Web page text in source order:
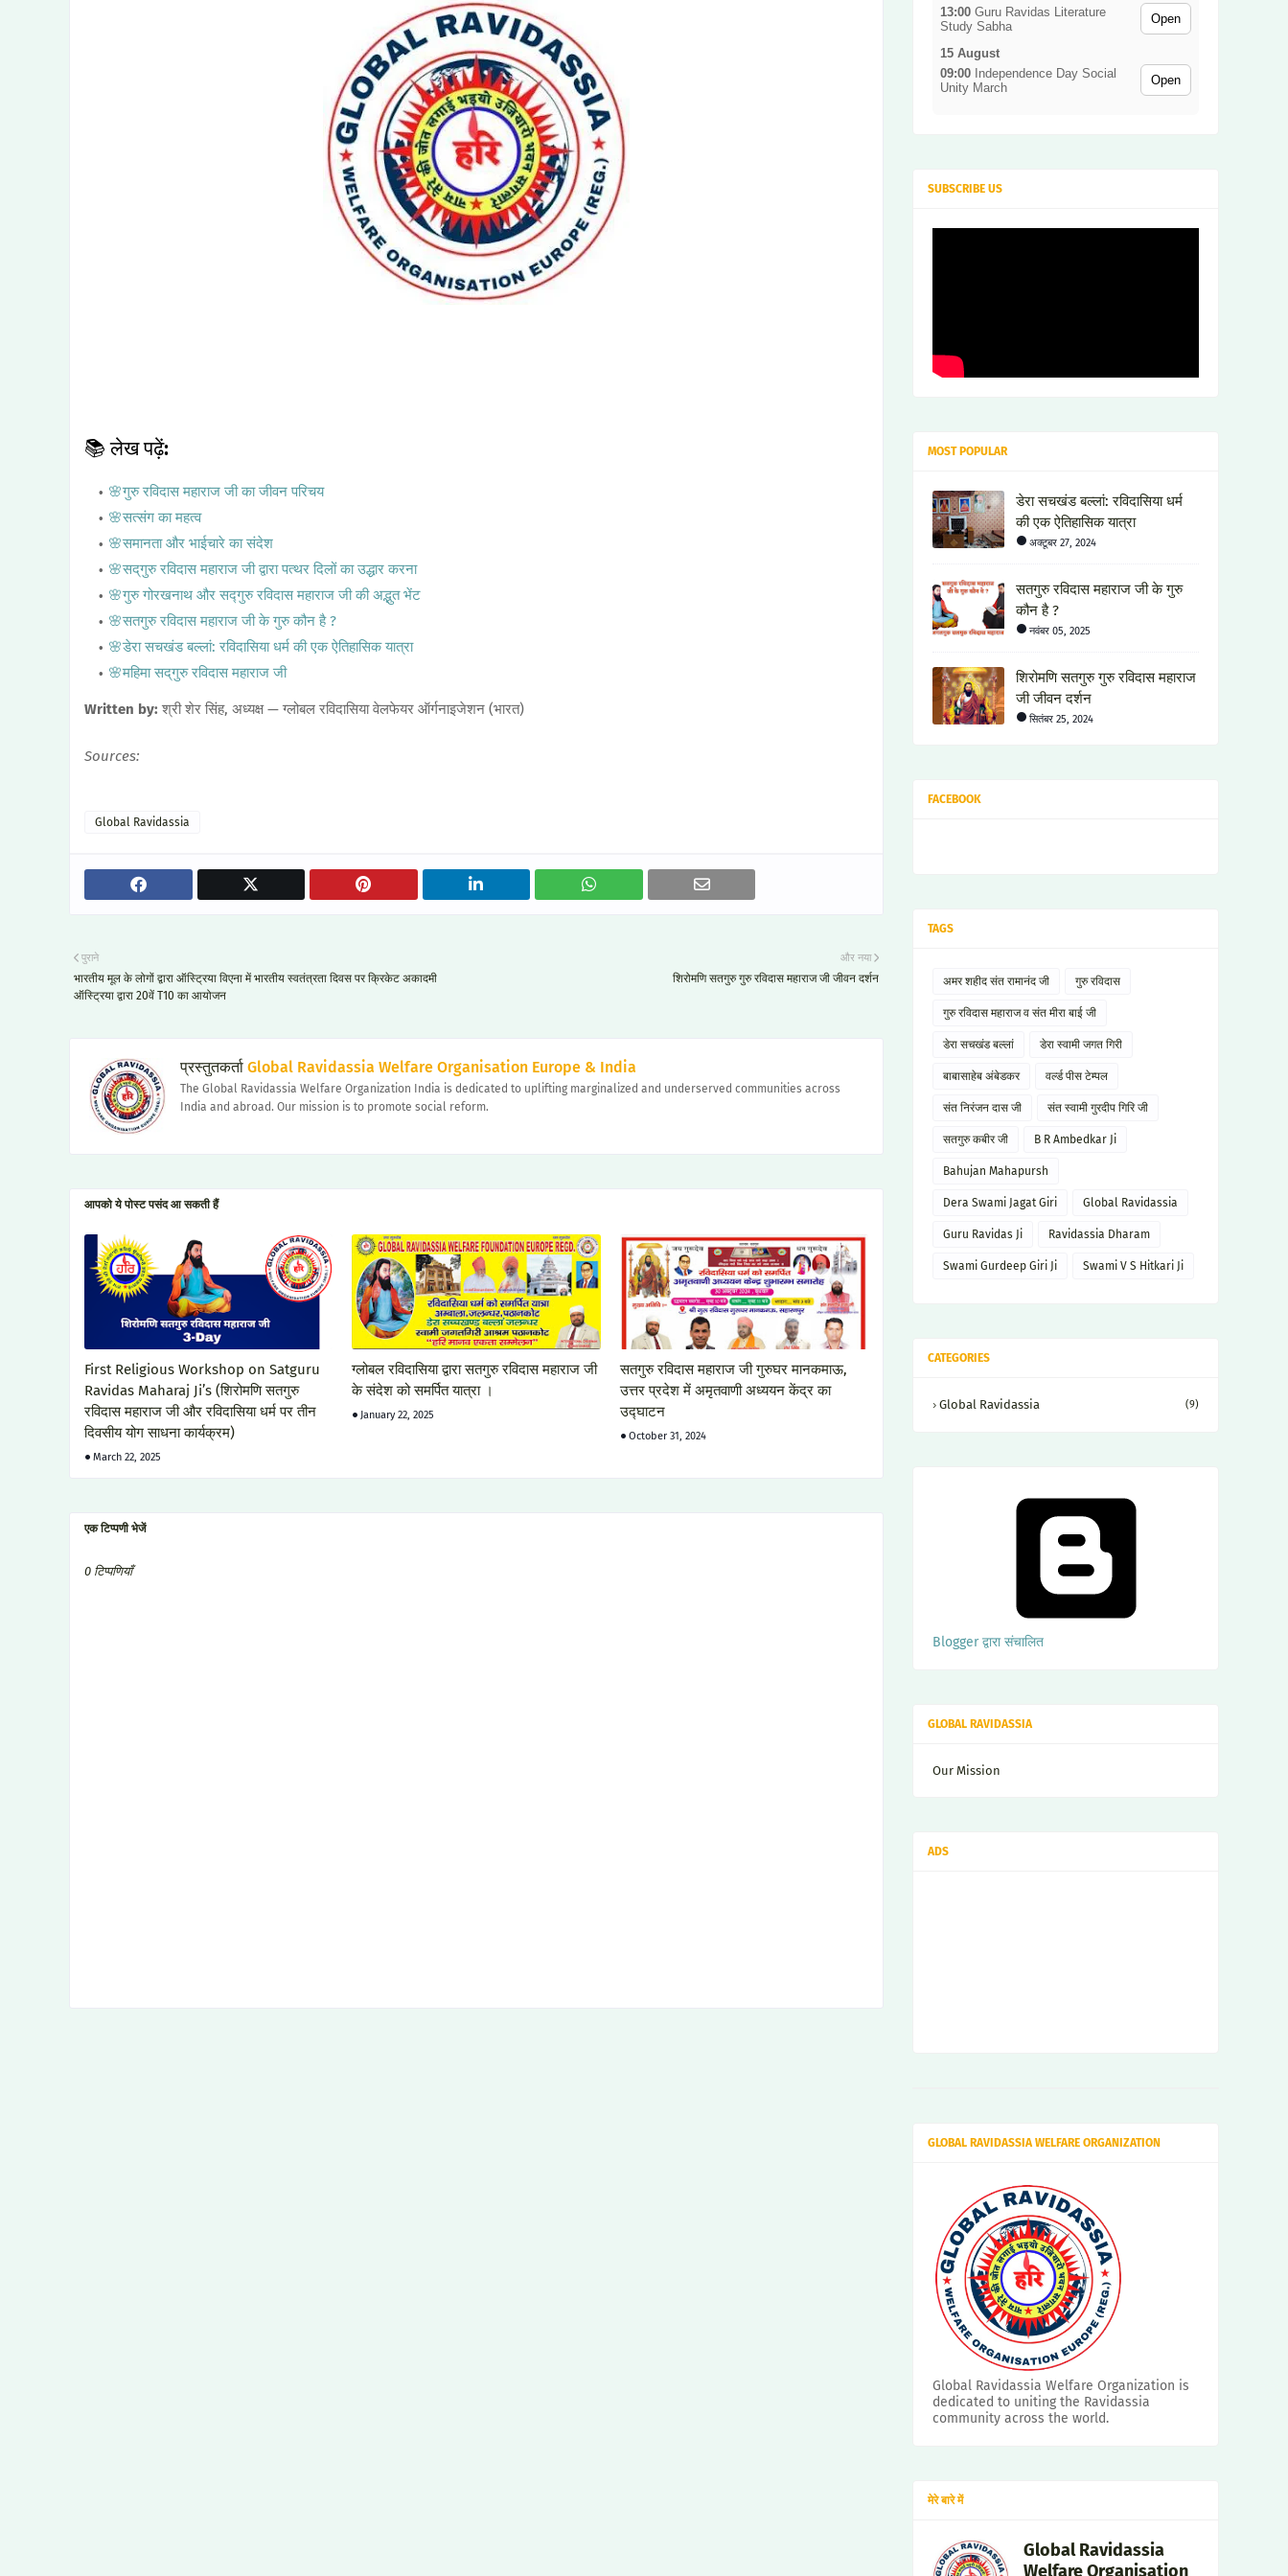
📚 लेख पढ़ें:
🌸गुरु रविदास महाराज जी का जीवन परिचय
🌸सत्संग का महत्व
🌸समानता और भाईचारे का संदेश
🌸सद्‌गुरु रविदास महाराज जी द्वारा पत्थर दिलों का उद्धार करना
🌸गुरु गोरखनाथ और सद्गुरु रविदास महाराज जी की अद्भुत भेंट
🌸सतगुरु रविदास महाराज जी के गुरु कौन है ?
🌸डेरा सचखंड बल्लां: रविदासिया धर्म की एक ऐतिहासिक यात्रा
🌸महिमा सद्‌गुरु रविदास महाराज जी
Written by: श्री शेर सिंह, अध्यक्ष — ग्लोबल रविदासिया वेलफेयर ऑर्गनाइजेशन (भारत)
Sources:
Global Ravidassia
और नया
शिरोमणि सतगुरु गुरु रविदास महाराज जी जीवन दर्शन
पुराने
भारतीय मूल के लोगों द्वारा ऑस्ट्रिया विएना में भारतीय स्वतंत्रता दिवस पर क्रिकेट अकादमी
ऑस्ट्रिया द्वारा 20वें T10 का आयोजन
प्रस्तुतकर्ता Global Ravidassia Welfare Organisation Europe & India
The Global Ravidassia Welfare Organization India is dedicated to uplifting marginalized and underserved communities across
India and abroad. Our mission is to promote social reform.
आपको ये पोस्ट पसंद आ सकती हैं
First Religious Workshop on Satguru
Ravidas Maharaj Ji’s (शिरोमणि सतगुरु
रविदास महाराज जी और रविदासिया धर्म पर तीन
दिवसीय योग साधना कार्यक्रम)
March 22, 2025
ग्लोबल रविदासिया द्वारा सतगुरु रविदास महाराज जी
के संदेश को समर्पित यात्रा ।
January 22, 2025
सतगुरु रविदास महाराज जी गुरुघर मानकमाऊ,
उत्तर प्रदेश में अमृतवाणी अध्ययन केंद्र का
उद्घाटन
October 31, 2024
एक टिप्पणी भेजें
0 टिप्पणियाँ
dan
ce
Ses
13:00 Guru Ravidas Literature
Study Sabha
Open
15 August
09:00 Independence Day Social
Unity March
Open
SUBSCRIBE US
MOST POPULAR
डेरा सचखंड बल्लां: रविदासिया धर्म
की एक ऐतिहासिक यात्रा
अक्टूबर 27, 2024
सतगुरु रविदास महाराज जी के गुरु
कौन है ?
नवंबर 05, 2025
शिरोमणि सतगुरु गुरु रविदास महाराज
जी जीवन दर्शन
सितंबर 25, 2024
FACEBOOK
TAGS
अमर शहीद संत रामानंद जी गुरु रविदास
गुरु रविदास महाराज व संत मीरा बाई जी
डेरा सचखंड बल्लां डेरा स्वामी जगत गिरी
बाबासाहेब अंबेडकर वर्ल्ड पीस टेम्पल
संत निरंजन दास जी संत स्वामी गुरदीप गिरि जी
सतगुरु कबीर जी B R Ambedkar Ji
Bahujan Mahapursh
Dera Swami Jagat Giri Global Ravidassia
Guru Ravidas Ji Ravidassia Dharam
Swami Gurdeep Giri Ji Swami V S Hitkari Ji
CATEGORIES
Global Ravidassia (9)
Blogger द्वारा संचालित
GLOBAL RAVIDASSIA
Our Mission
ADS
GLOBAL RAVIDASSIA WELFARE ORGANIZATION
Global Ravidassia Welfare Organization is
dedicated to uniting the Ravidassia
community across the world.
मेरे बारे में
Global Ravidassia
Welfare Organisation